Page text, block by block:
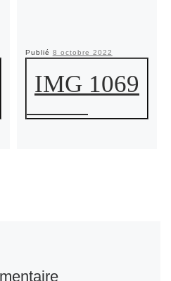
Publié 8 octobre 2022
IMG 1069